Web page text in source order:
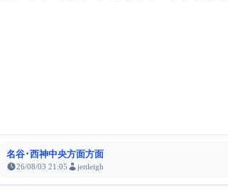
名谷･西神中央方面方面
26/08/03 21:05 jettleigh